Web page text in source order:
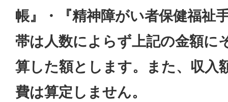
帳』・『精神障がい者保健福祉
帯は人数によらず上記の金額に
算した額とします。また、収入
費は算定しません。